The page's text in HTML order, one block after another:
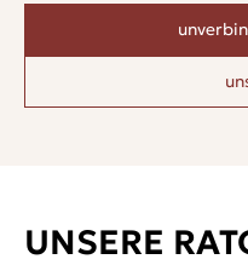
UNSERE